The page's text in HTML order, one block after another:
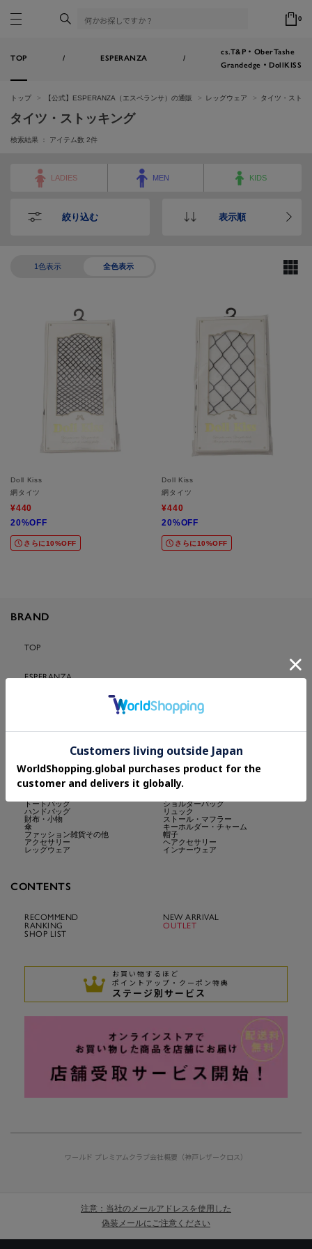
0
TOP / ESPERANZA /
cs.T&P・OberTashe
Grandedge・DollKISS
トップ 【公式】ESPERANZA（エスペランサ）の通販 レッグウェア タイツ・ストッ
タイツ・ストッキング
検索結果 ： アイテム数 2件
LADIES MEN KIDS
絞り込む 表示順
1色表示 全色表示
Doll Kiss
網タイツ
¥440
20%OFF
さらに10%OFF
Doll Kiss
網タイツ
¥440
20%OFF
さらに10%OFF
BRAND
TOP
ESPERANZA
cs.T&P・OberTashe・Grandedge・DollKISS
すべて
パンプス
スニーカー
フラットシューズ
サンダル・ミュール
ショートブーツ
トートバッグ
ショルダーバッグ
ハンドバッグ
リュック
財布・小物
ストール・マフラー
傘
キーホルダー・チャーム
ファッション雑貨その他
帽子
アクセサリー
ヘアクセサリー
レッグウェア
インナーウェア
CONTENTS
RECOMMEND
NEW ARRIVAL
RANKING
OUTLET
SHOP LIST
お買い物するほど
ポイントアップ・クーポン特典
ステージ別サービス
ワールド プレミアムクラブ 会社概要（神戸レザークロス）
注意：当社のメールアドレスを使用した
偽装メールにご注意ください